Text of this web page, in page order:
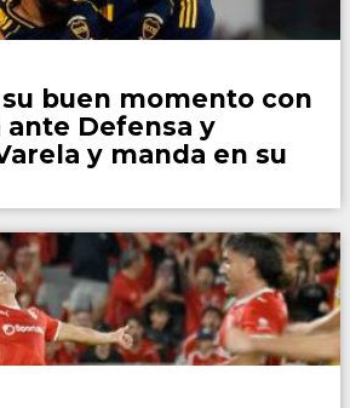
buen momento con
Defensa y
y manda en su